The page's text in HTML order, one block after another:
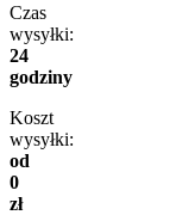
Czas
wysyłki:
24
godziny
Koszt
wysyłki:
od
0
zł